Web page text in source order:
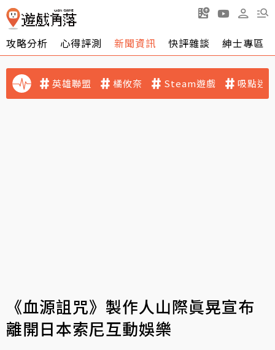
攻略分析 心得評測 新聞資訊 快評雜談 紳士專區
英雄聯盟 橘攸奈 Steam遊戲 吸點迷
《血源詛咒》製作人山際眞晃宣布
離開日本索尼互動娛樂